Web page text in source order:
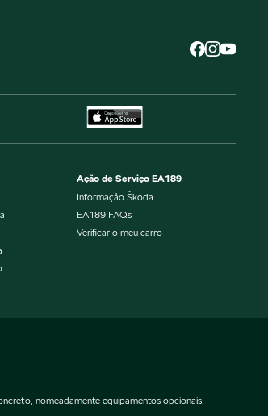
Ação de Serviço EA189
Informação Škoda
EA189 FAQs
Verificar o meu carro
nomeadamente equipamentos opcionais.